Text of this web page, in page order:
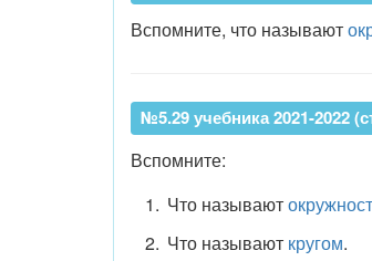
Вспомните, что называют
№5.29 учебника 2021-2022
Вспомните:
Что называют
Что называют кругом.